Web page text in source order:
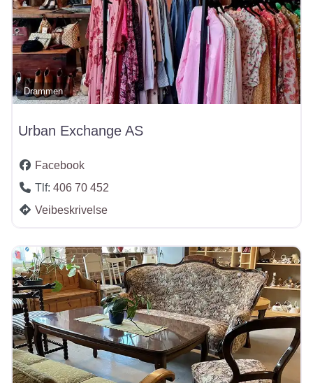
Drammen
Urban Exchange AS
Facebook
Tlf: 406 70 452
Veibeskrivelse